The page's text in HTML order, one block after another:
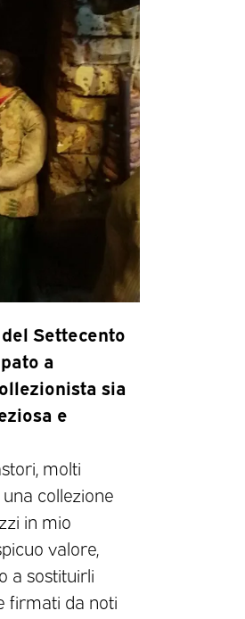
Settecento
a
sia
e
molti
collezione
in mio
valore,
a sostituirli
firmati da noti